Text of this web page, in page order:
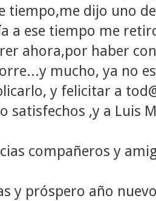
tiempo,me dijo uno
a ese tiempo me
ahora,por haber
mucho, ya no
y felicitar a
satisfechos ,y a Luis
compañeros y
y próspero año